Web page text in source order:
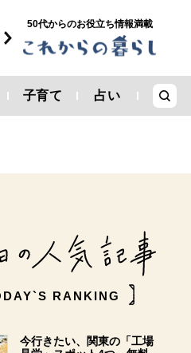
50代からのお役立ち情報満載
子育て 占い
RANKING
今行きたい、関東の「工場